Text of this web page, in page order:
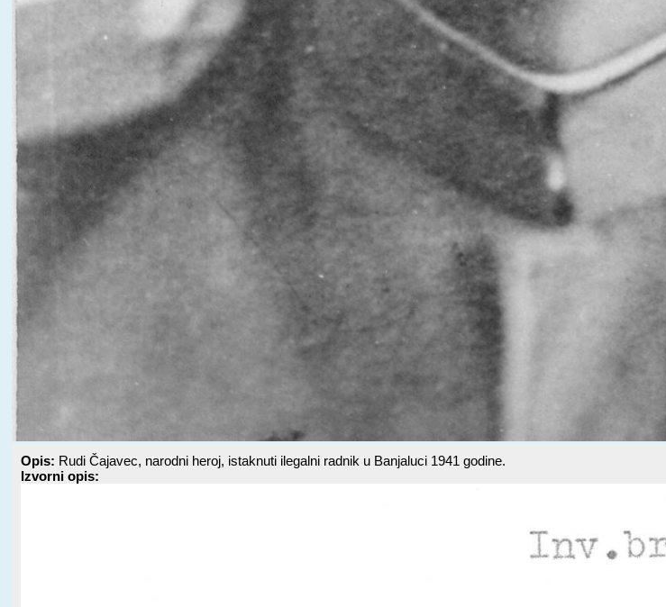
Opis: Rudi Čajavec, narodni heroj, istaknuti ilegalni radnik u Banjaluci 1941 godine.
Izvorni opis: